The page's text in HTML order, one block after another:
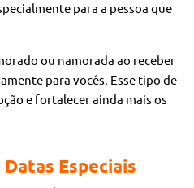
para a pessoa que
ou namorada ao receber
para vocês. Esse tipo de
e fortalecer ainda mais os
Especiais